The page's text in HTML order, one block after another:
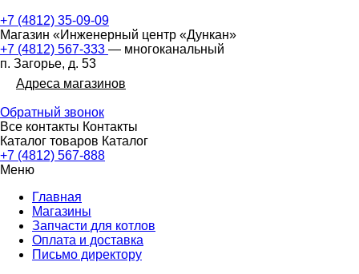
+7 (4812) 35-09-09
Магазин «Инженерный центр «Дункан»
+7 (4812) 567-333 — многоканальный
п. Загорье, д. 53
Адреса магазинов
Обратный звонок
Все контакты Контакты
Каталог товаров Каталог
+7 (4812) 567-888
Меню
Главная
Магазины
Запчасти для котлов
Оплата и доставка
Письмо директору